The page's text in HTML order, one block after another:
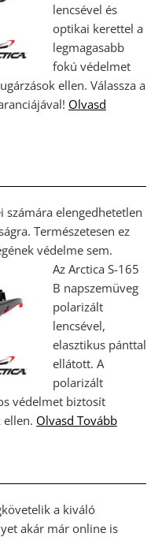
lencsével és
optikai kerettel a
legmagasabb
fokú védelmet
ellen. Válassza a
Olvasd
számára elengedhetetlen
Természetesen ez
védelme sem.
Az Arctica S-165
B napszemüveg
polarizált
lencsével,
elasztikus pánttal
ellátott. A
polarizált
védelmet biztosít
ellen. Olvasd Tovább
a kiváló
akár már online is